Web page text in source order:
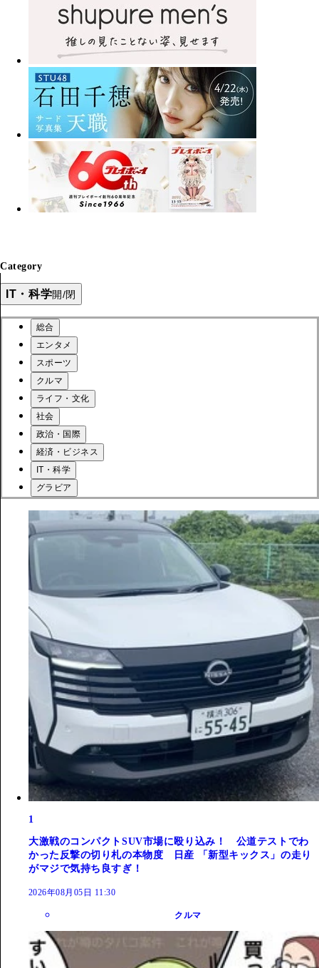
Category
IT・科学開/閉
総合
エンタメ
スポーツ
クルマ
ライフ・文化
社会
政治・国際
経済・ビジネス
IT・科学
グラビア
1
大激戦のコンパクトSUV市場に殴り込み！ 公道テストでわ
かった反撃の切り札の本物度 日産 「新型キックス」の走り
がマジで気持ち良すぎ！
2026年08月05日 11:30
クルマ